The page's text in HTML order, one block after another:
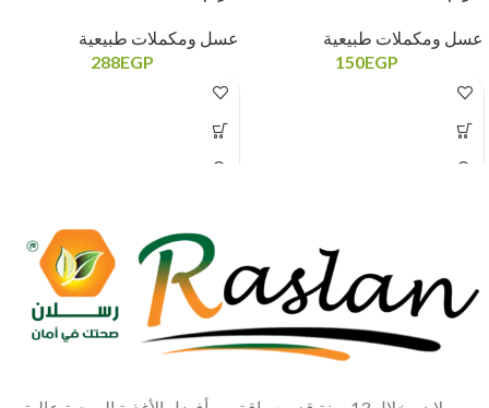
عسل ومكملات طبيعية
150EGP
عسل ومكملات طبيعية
288EGP